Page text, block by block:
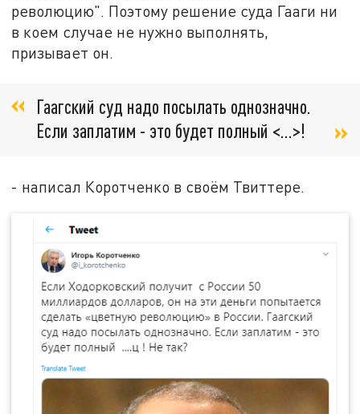
революцию". Поэтому решение суда Гааги ни
в коем случае не нужно выполнять,
призывает он.
Гаагский суд надо посылать однозначно.
Если заплатим - это будет полный <...>!
- написал Коротченко в своём Твиттере.